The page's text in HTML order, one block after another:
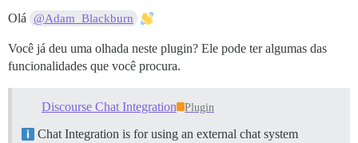
Olá @Adam_Blackburn
Você já deu uma olhada neste plugin? Ele pode ter algumas das
funcionalidades que você procura.
Discourse Chat Integration Plugin
Chat Integration is for using an external chat system